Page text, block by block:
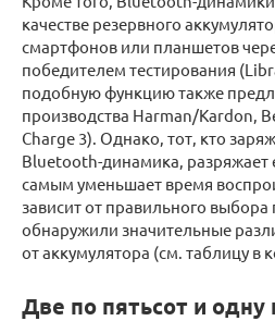
качестве резервного
смартфонов или планшетов
победителем тестирования
подобную функцию также
производства Harman/Kardon,
Charge 3). Однако, тот, кто
Bluetooth-динамика, разряжает
самым уменьшает время
зависит от правильного выбора
обнаружили значительные
от аккумулятора (см. таблицу в
Две по пятьсот и одну